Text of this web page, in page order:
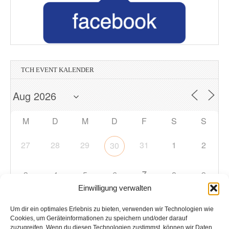
Einwilligung verwalten
Um dir ein optimales Erlebnis zu bieten, verwenden wir Technologien wie
Cookies, um Geräteinformationen zu speichern und/oder darauf
zuzugreifen. Wenn du diesen Technologien zustimmst, können wir Daten
TCH EVENT KALENDER
M D M D F S S
27 28 29 30 31 1 2
3 4 5 6 7 8 9
10 11 12 13 14 15